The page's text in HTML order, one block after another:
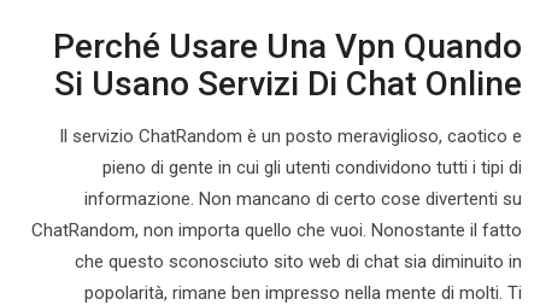
Perché Usare Una Vpn Quando
Si Usano Servizi Di Chat Online
Il servizio ChatRandom è un posto meraviglioso, caotico e
pieno di gente in cui gli utenti condividono tutti i tipi di
informazione. Non mancano di certo cose divertenti su
ChatRandom, non importa quello che vuoi. Nonostante il fatto
che questo sconosciuto sito web di chat sia diminuito in
popolarità, rimane ben impresso nella mente di molti. Ti